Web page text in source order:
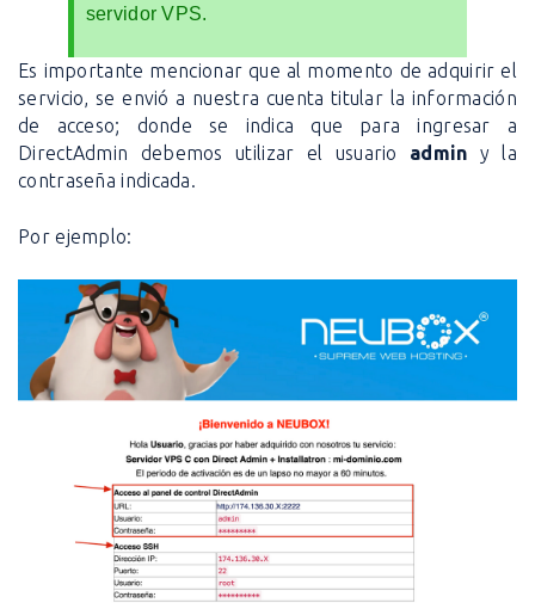
servidor VPS.
Es importante mencionar que al momento de adquirir el
servicio, se envió a nuestra cuenta titular la información
de acceso; donde se indica que para ingresar a
DirectAdmin debemos utilizar el usuario admin y la
contraseña indicada.
Por ejemplo: